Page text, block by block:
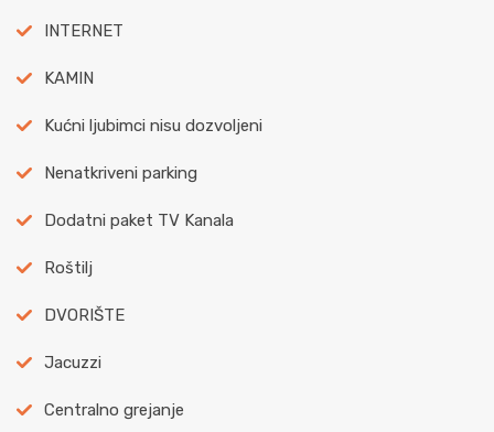
INTERNET
KAMIN
Kućni ljubimci nisu dozvoljeni
Nenatkriveni parking
Dodatni paket TV Kanala
Roštilj
DVORIŠTE
Jacuzzi
Centralno grejanje